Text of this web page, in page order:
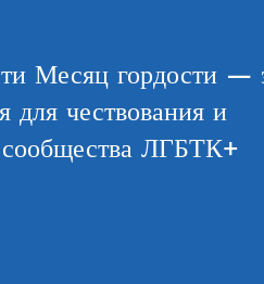
Месяц гордости —
для чествования и
сообщества ЛГБТК+